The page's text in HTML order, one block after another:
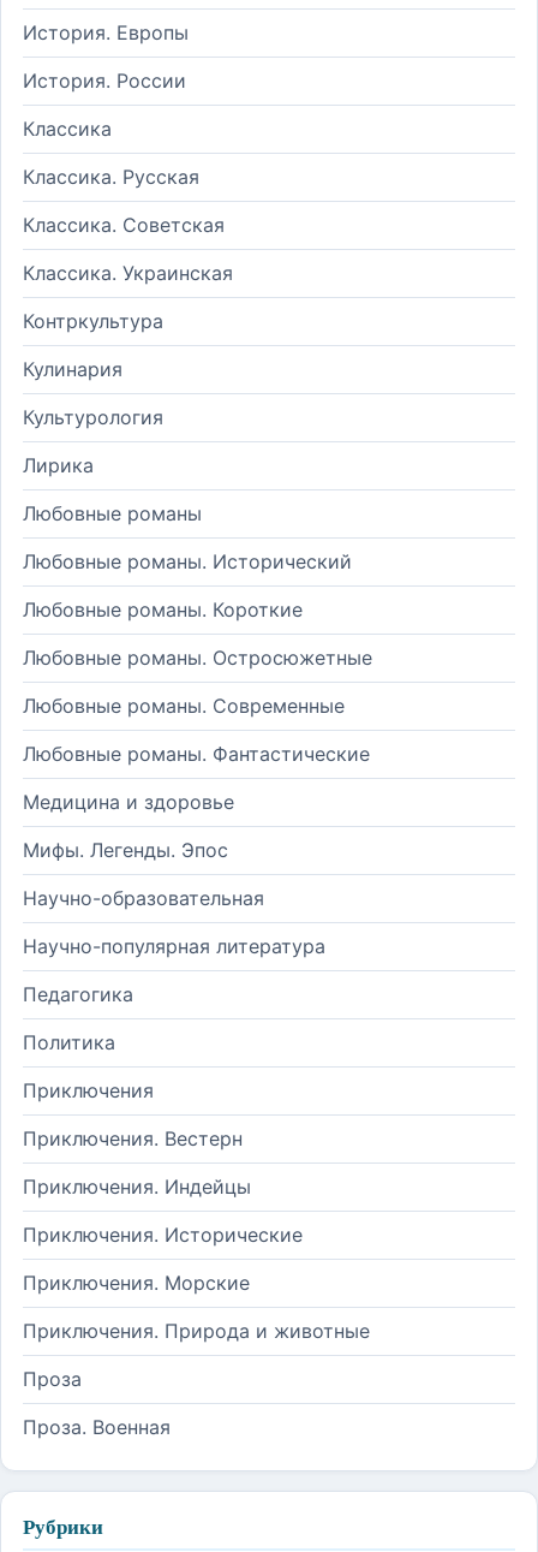
История. Европы
История. России
Классика
Классика. Русская
Классика. Советская
Классика. Украинская
Контркультура
Кулинария
Культурология
Лирика
Любовные романы
Любовные романы. Исторический
Любовные романы. Короткие
Любовные романы. Остросюжетные
Любовные романы. Современные
Любовные романы. Фантастические
Медицина и здоровье
Мифы. Легенды. Эпос
Научно-образовательная
Научно-популярная литература
Педагогика
Политика
Приключения
Приключения. Вестерн
Приключения. Индейцы
Приключения. Исторические
Приключения. Морские
Приключения. Природа и животные
Проза
Проза. Военная
Рубрики